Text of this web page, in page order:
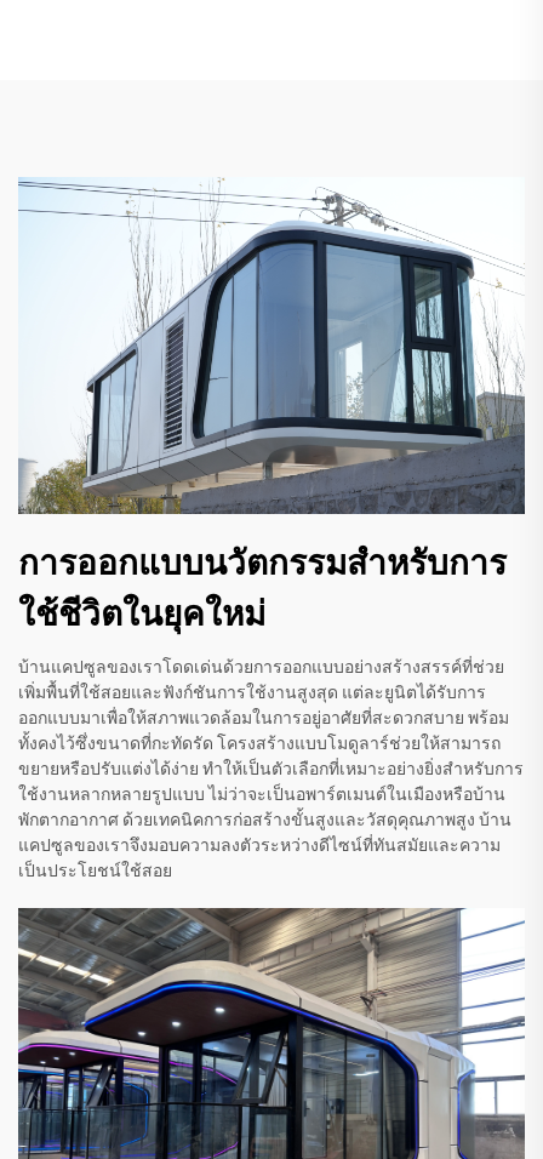
การออกแบบนวัตกรรมสำหรับการ
ใช้ชีวิตในยุคใหม่
บ้านแคปซูลของเราโดดเด่นด้วยการออกแบบอย่างสร้างสรรค์ที่ช่วย
เพิ่มพื้นที่ใช้สอยและฟังก์ชันการใช้งานสูงสุด แต่ละยูนิตได้รับการ
ออกแบบมาเพื่อให้สภาพแวดล้อมในการอยู่อาศัยที่สะดวกสบาย พร้อม
ทั้งคงไว้ซึ่งขนาดที่กะทัดรัด โครงสร้างแบบโมดูลาร์ช่วยให้สามารถ
ขยายหรือปรับแต่งได้ง่าย ทำให้เป็นตัวเลือกที่เหมาะอย่างยิ่งสำหรับการ
ใช้งานหลากหลายรูปแบบ ไม่ว่าจะเป็นอพาร์ตเมนต์ในเมืองหรือบ้าน
พักตากอากาศ ด้วยเทคนิคการก่อสร้างขั้นสูงและวัสดุคุณภาพสูง บ้าน
แคปซูลของเราจึงมอบความลงตัวระหว่างดีไซน์ที่ทันสมัยและความ
เป็นประโยชน์ใช้สอย